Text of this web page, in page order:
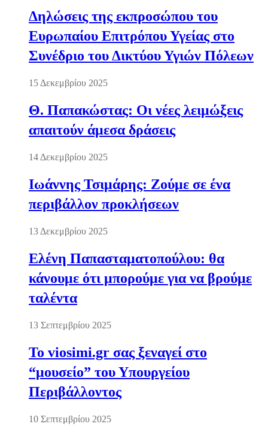
Δηλώσεις της εκπροσώπου του
Ευρωπαίου Επιτρόπου Υγείας στο
Συνέδριο του Δικτύου Υγιών Πόλεων
15 Δεκεμβρίου 2025
Θ. Παπακώστας: Οι νέες λειμώξεις
απαιτούν άμεσα δράσεις
14 Δεκεμβρίου 2025
Ιωάννης Τσιμάρης: Ζούμε σε ένα
περιβάλλον προκλήσεων
13 Δεκεμβρίου 2025
Ελένη Παπασταματοπούλου: θα
κάνουμε ότι μπορούμε για να βρούμε
ταλέντα
13 Σεπτεμβρίου 2025
Το viosimi.gr σας ξεναγεί στο
“μουσείο” του Υπουργείου
Περιβάλλοντος
10 Σεπτεμβρίου 2025